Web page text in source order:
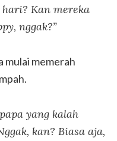
Kan mereka
, nggak?”
mulai memerah
yang kalah
kan? Biasa aja,